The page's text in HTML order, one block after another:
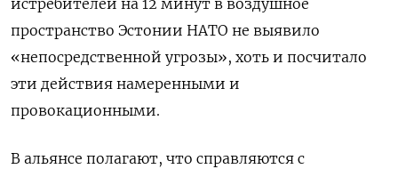
истребителей на 12 минут в воздушное
пространство Эстонии НАТО не выявило
«непосредственной угрозы», хоть и посчитало
эти действия намеренными и
провокационными.
В альянсе полагают, что справляются с